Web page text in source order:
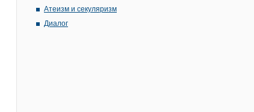
Атеизм и секуляризм
Диалог